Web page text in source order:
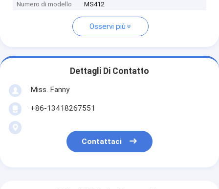
Numero di modello
MS412
Osservi più
Dettagli Di Contatto
Miss. Fanny
+86-13418267551
Contattaci